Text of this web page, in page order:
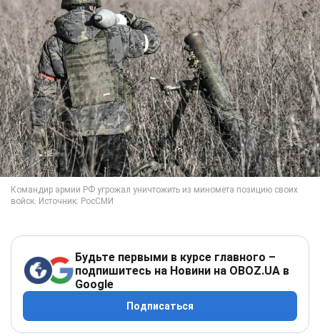
Будьте первыми в курсе главного –
подпишитесь на Новини на OBOZ.UA в
Google
Подписаться